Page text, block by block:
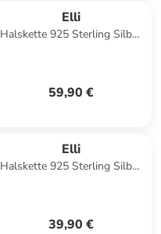
Elli
Halskette 925 Sterling Silber
59,90 €
Elli
Halskette 925 Sterling Silber
39,90 €